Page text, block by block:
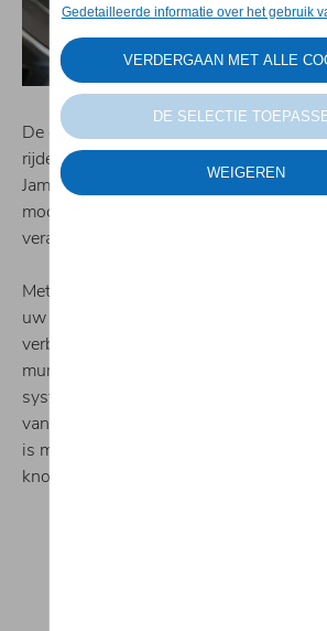
De ontwikkelingen in de autowereld
rijden in België steeds meer
Jammer genoeg waren tot voor kort
modellen connecteerbaar maar daar
verandering in!
Met de Audi connect Plug and Play-
uw smartphone via Bluetooth en de
verbinding maken met uw wagen,
mum van tijd een geconnecteerde
systeem kan achteraf worden
van 2008 en later. Zeker weten of
is met de Audi DataPlug? Check het via
knop.